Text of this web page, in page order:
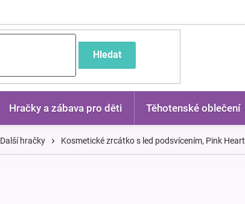
Hledat
Hračky a zábava pro děti Těhotenské oblečení
Další hračky Kosmetické zrcátko s led podsvícením, Pink Heart